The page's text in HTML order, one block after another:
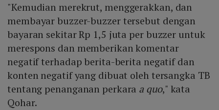
"Kemudian merekrut, menggerakkan, dan
membayar buzzer-buzzer tersebut dengan
bayaran sekitar Rp 1,5 juta per buzzer untuk
merespons dan memberikan komentar
negatif terhadap berita-berita negatif dan
konten negatif yang dibuat oleh tersangka TB
tentang penanganan perkara a quo," kata
Qohar.